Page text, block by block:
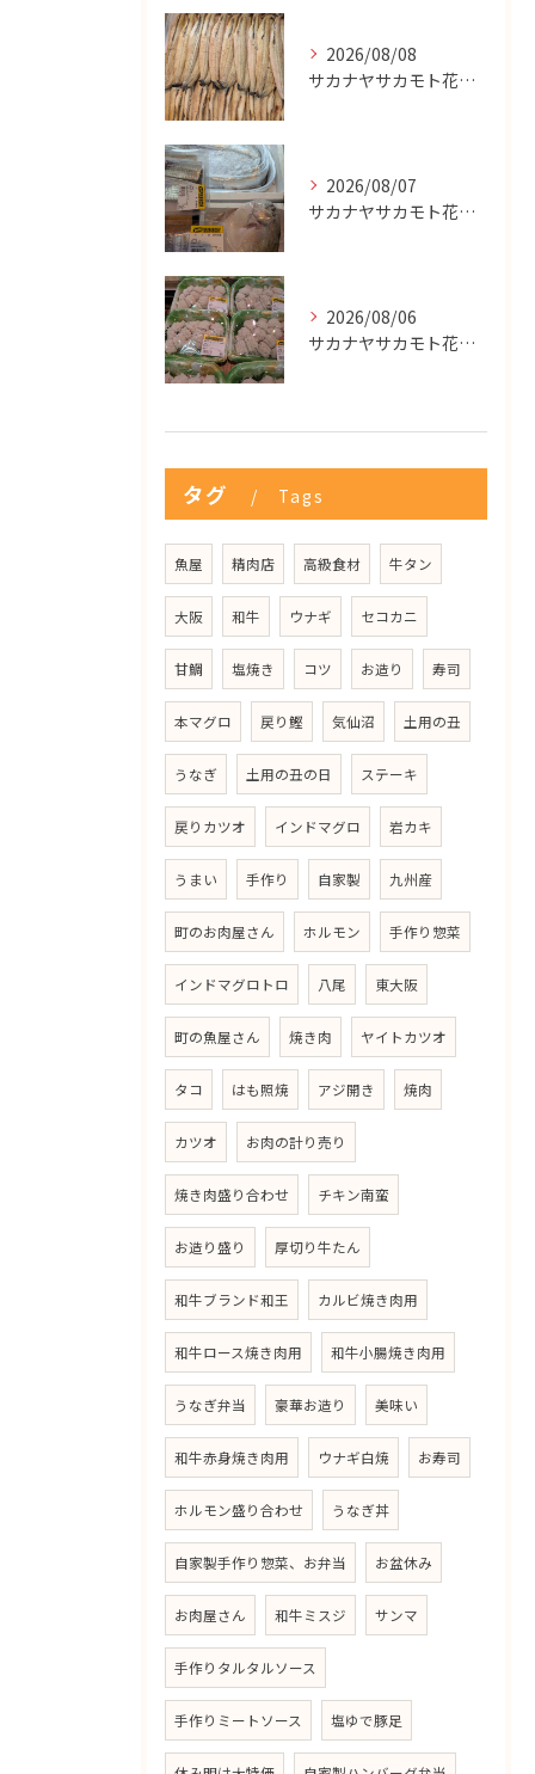
2026/08/08
サカナヤサカモト花園店
2026/08/07
サカナヤサカモト花園店
2026/08/06
サカナヤサカモト花園店
タグ Tags
魚屋 精肉店 高級食材 牛タン
大阪 和牛 ウナギ セコカニ
甘鯛 塩焼き コツ お造り 寿司
本マグロ 戻り鰹 気仙沼 土用の丑
うなぎ 土用の丑の日 ステーキ
戻りカツオ インドマグロ 岩カキ
うまい 手作り 自家製 九州産
町のお肉屋さん ホルモン 手作り惣菜
インドマグロトロ 八尾 東大阪
町の魚屋さん 焼き肉 ヤイトカツオ
タコ はも照焼 アジ開き 焼肉
カツオ お肉の計り売り
焼き肉盛り合わせ チキン南蛮
お造り盛り 厚切り牛たん
和牛ブランド和王 カルビ焼き肉用
和牛ロース焼き肉用 和牛小腸焼き肉用
うなぎ弁当 豪華お造り 美味い
和牛赤身焼き肉用 ウナギ白焼 お寿司
ホルモン盛り合わせ うなぎ丼
自家製手作り惣菜、お弁当 お盆休み
お肉屋さん 和牛ミスジ サンマ
手作りタルタルソース
手作りミートソース 塩ゆで豚足